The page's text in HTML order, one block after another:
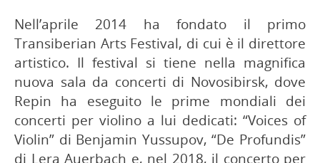
Nell’aprile 2014 ha fondato il primo
Transiberian Arts Festival, di cui è il direttore
artistico. Il festival si tiene nella magnifica
nuova sala da concerti di Novosibirsk, dove
Repin ha eseguito le prime mondiali dei
concerti per violino a lui dedicati: “Voices of
Violin” di Benjamin Yussupov, “De Profundis”
di Lera Auerbach e, nel 2018, il concerto per